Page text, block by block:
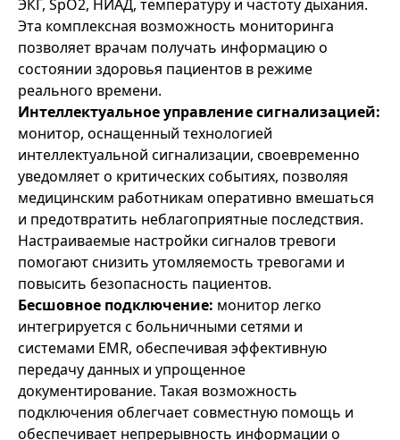
ЭКГ, SpO2, НИАД, температуру и частоту дыхания.
Эта комплексная возможность мониторинга
позволяет врачам получать информацию о
состоянии здоровья пациентов в режиме
реального времени.
Интеллектуальное управление сигнализацией:
монитор, оснащенный технологией
интеллектуальной сигнализации, своевременно
уведомляет о критических событиях, позволяя
медицинским работникам оперативно вмешаться
и предотвратить неблагоприятные последствия.
Настраиваемые настройки сигналов тревоги
помогают снизить утомляемость тревогами и
повысить безопасность пациентов.
Бесшовное подключение: монитор легко
интегрируется с больничными сетями и
системами EMR, обеспечивая эффективную
передачу данных и упрощенное
документирование. Такая возможность
подключения облегчает совместную помощь и
обеспечивает непрерывность информации о